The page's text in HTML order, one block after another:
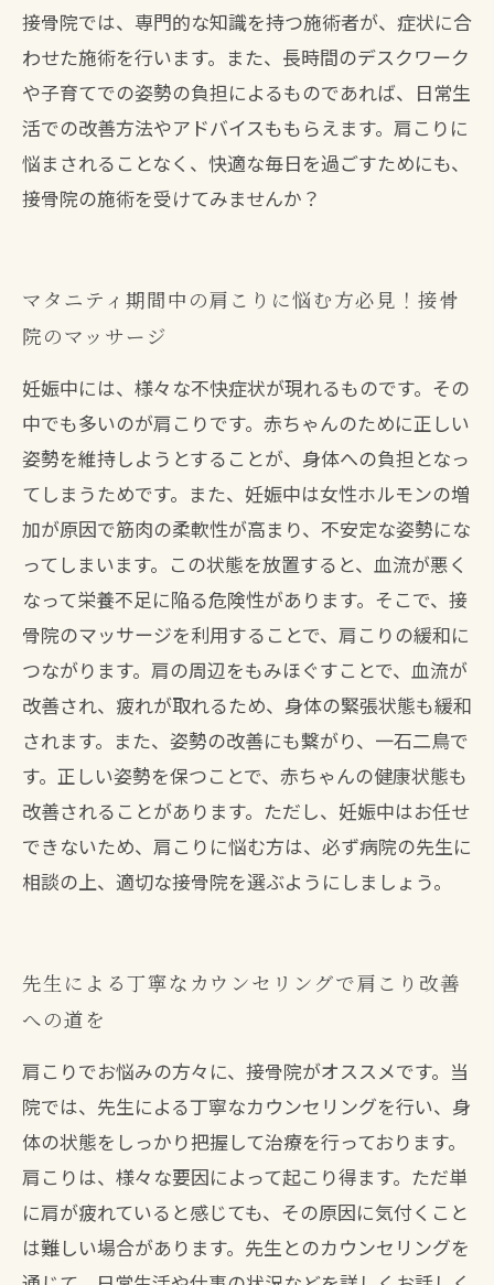
接骨院では、専門的な知識を持つ施術者が、症状に合
わせた施術を行います。また、長時間のデスクワーク
や子育てでの姿勢の負担によるものであれば、日常生
活での改善方法やアドバイスももらえます。肩こりに
悩まされることなく、快適な毎日を過ごすためにも、
接骨院の施術を受けてみませんか？
マタニティ期間中の肩こりに悩む方必見！接骨
院のマッサージ
妊娠中には、様々な不快症状が現れるものです。その
中でも多いのが肩こりです。赤ちゃんのために正しい
姿勢を維持しようとすることが、身体への負担となっ
てしまうためです。また、妊娠中は女性ホルモンの増
加が原因で筋肉の柔軟性が高まり、不安定な姿勢にな
ってしまいます。この状態を放置すると、血流が悪く
なって栄養不足に陥る危険性があります。そこで、接
骨院のマッサージを利用することで、肩こりの緩和に
つながります。肩の周辺をもみほぐすことで、血流が
改善され、疲れが取れるため、身体の緊張状態も緩和
されます。また、姿勢の改善にも繋がり、一石二鳥で
す。正しい姿勢を保つことで、赤ちゃんの健康状態も
改善されることがあります。ただし、妊娠中はお任せ
できないため、肩こりに悩む方は、必ず病院の先生に
相談の上、適切な接骨院を選ぶようにしましょう。
先生による丁寧なカウンセリングで肩こり改善
への道を
肩こりでお悩みの方々に、接骨院がオススメです。当
院では、先生による丁寧なカウンセリングを行い、身
体の状態をしっかり把握して治療を行っております。
肩こりは、様々な要因によって起こり得ます。ただ単
に肩が疲れていると感じても、その原因に気付くこと
は難しい場合があります。先生とのカウンセリングを